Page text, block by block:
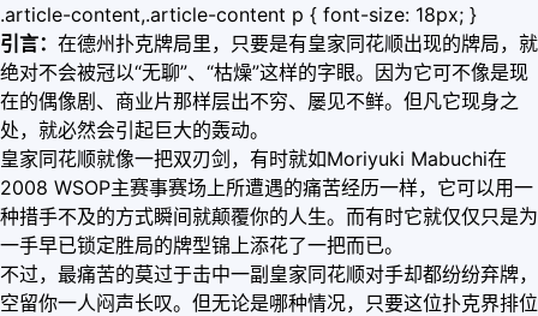
.article-content,.article-content p { font-size: 18px; }
引言： 在德州扑克牌局里，只要是有皇家同花顺出现的牌局，就
绝对不会被冠以“无聊”、“枯燥”这样的字眼。因为它可不像是现
在的偶像剧、商业片那样层出不穷、屡见不鲜。但凡它现身之
处，就必然会引起巨大的轰动。
皇家同花顺就像一把双刃剑，有时就如Moriyuki Mabuchi在
2008 WSOP主赛事赛场上所遭遇的痛苦经历一样，它可以用一
种措手不及的方式瞬间就颠覆你的人生。而有时它就仅仅只是为
一手早已锁定胜局的牌型锦上添花了一把而已。
不过，最痛苦的莫过于击中一副皇家同花顺对手却都纷纷弃牌，
空留你一人闷声长叹。但无论是哪种情况，只要这位扑克界排位